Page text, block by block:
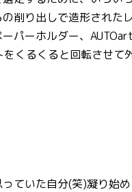
削り出しで造形されたレ
パーホルダー、AUTOart
くるくると回転させて
ていた自分(笑)凝り始め